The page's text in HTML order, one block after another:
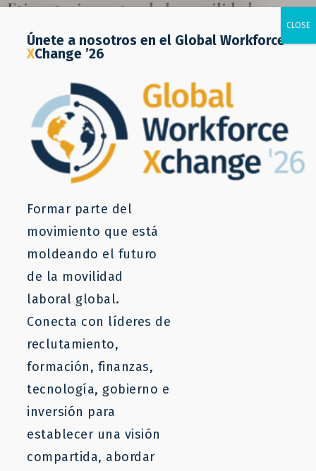
Etiqueta:impactos de la movilidad
Oops, Post Not Found!
Uh Oh. Something is missing. Try double
checking things.
This is the error message in the parts/content-
Creemos en el poder de la
migración laboral
Para 2050, el propósito de LaMP es crear
mejores oportunidades laborales para 500
Únete a nosotros en el Global Workforce
XChange ’26
Formar parte del
movimiento que está
moldeando el futuro
de la movilidad
laboral global.
Conecta con líderes de
reclutamiento,
formación, finanzas,
tecnología, gobierno e
inversión para
establecer una visión
compartida, abordar